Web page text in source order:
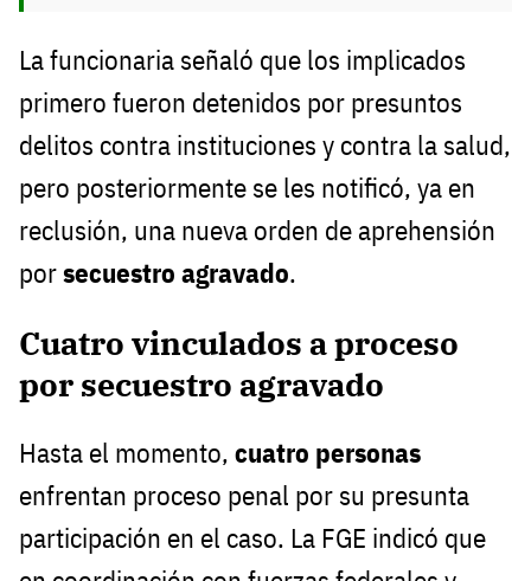
La funcionaria señaló que los implicados
primero fueron detenidos por presuntos
delitos contra instituciones y contra la salud,
pero posteriormente se les notificó, ya en
reclusión, una nueva orden de aprehensión
porsecuestro agravado.
Cuatro vinculados a proceso
por secuestro agravado
Hasta el momento, cuatro personas
enfrentan proceso penal por su presunta
participación en el caso. La FGE indicó que